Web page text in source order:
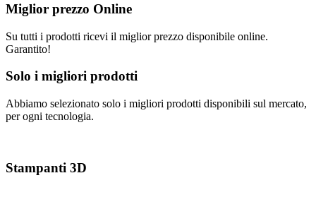
Miglior prezzo Online
Su tutti i prodotti ricevi il miglior prezzo disponibile online.
Garantito!
Solo i migliori prodotti
Abbiamo selezionato solo i migliori prodotti disponibili sul mercato,
per ogni tecnologia.
Stampanti 3D